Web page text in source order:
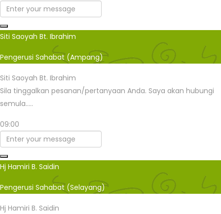
Siti Saoyah Bt. Ibrahim
Pengerusi Sahabat (Ampang)
Siti Saoyah Bt. Ibrahim
Sila tinggalkan pesanan/pertanyaan Anda. Saya akan hubungi
semula.....
09:00
Hj Hamiri B. Saidin
Pengerusi Sahabat (Selayang)
Hj Hamiri B. Saidin